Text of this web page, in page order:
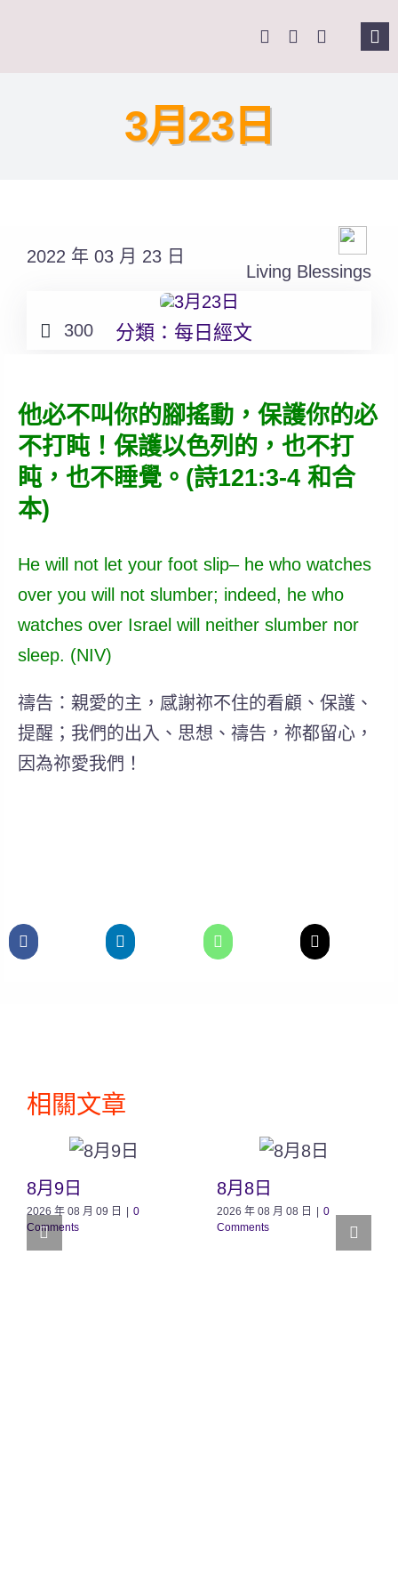
課程報名
3月23日
2022 年 03 月 23 日
Living Blessings
300 分類： 每日經文
他必不叫你的腳搖動，保護你的必
不打盹！保護以色列的，也不打
盹，也不睡覺。(詩121:3-4 和合
本)
He will not let your foot slip– he who watches
over you will not slumber; indeed, he who
watches over Israel will neither slumber nor
sleep. (NIV)
禱告：親愛的主，感謝祢不住的看顧、保護、
提醒；我們的出入、思想、禱告，祢都留心，
因為祢愛我們！
相關文章
8月9日
2026 年 08 月 09 日
0
Comments
8月8日
2026 年 08 月 08 日
0
Comments